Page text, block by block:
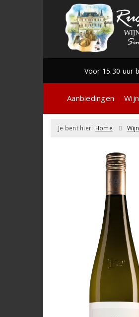
Voor 15.30 uur
Aanbiedingen Wijn
Je bent hier: Home Wijn